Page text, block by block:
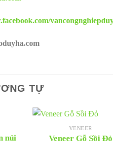
TỰ
núi
VENEER
Veneer Gỗ Sồi Đỏ